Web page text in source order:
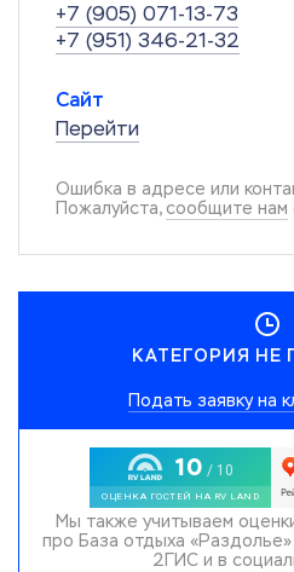
+7 (905) 071-13-73
+7 (951) 346-21-32
Сайт
Перейти
Ошибка в адресе или
Пожалуйста, сообщите нам
КАТЕГОРИЯ НЕ
Подать заявку на
Мы также учитываем
про База отдыха
2ГИС и в